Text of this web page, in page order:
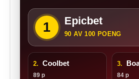
1 Epicbet
90 AV 100 POENG
2. Coolbet
89 p
3.
84 p